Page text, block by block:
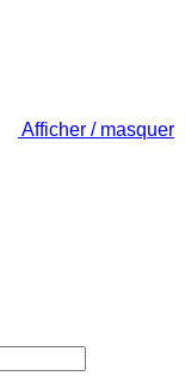
Afficher / masquer